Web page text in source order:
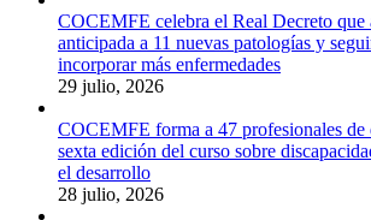
COCEMFE celebra el Real Decreto
anticipada a 11 nuevas patologías y
incorporar más enfermedades
29 julio, 2026
COCEMFE forma a 47 profesionales de
sexta edición del curso sobre
el desarrollo
28 julio, 2026